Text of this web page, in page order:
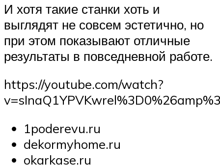
И хотя такие станки хоть и
выглядят не совсем эстетично, но
при этом показывают отличные
результаты в повседневной работе.
https://youtube.com/watch?
1poderevu.ru
dekormyhome.ru
okarkase.ru